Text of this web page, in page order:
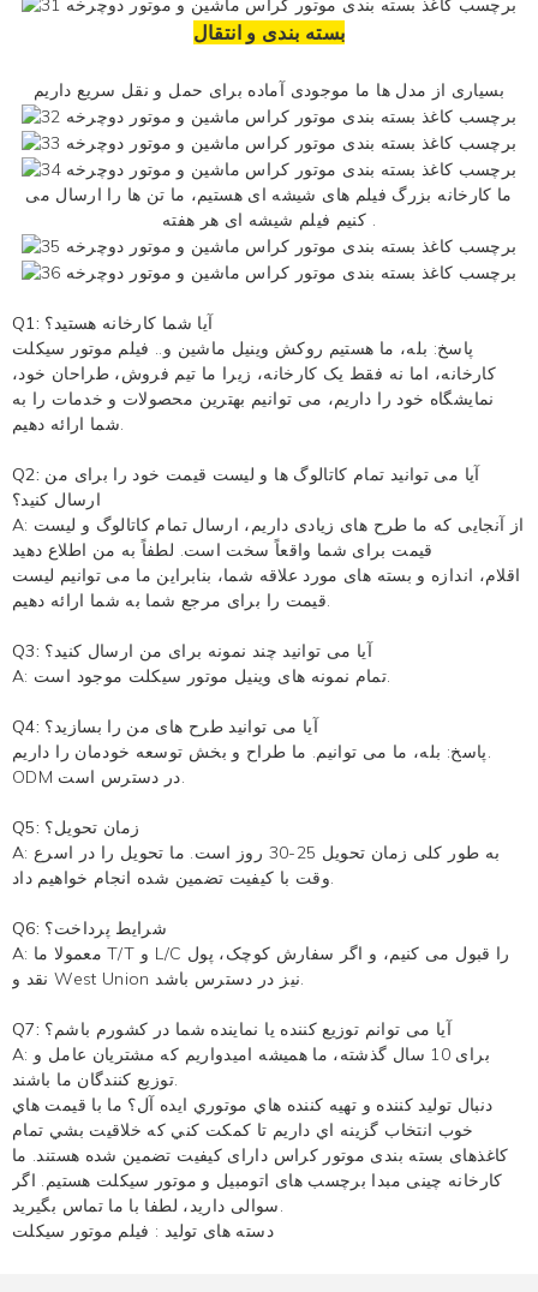
بسته بندی و انتقال
بسیاری از مدل ها ما موجودی آماده برای حمل و نقل سریع داریم
ما کارخانه بزرگ فیلم های شیشه ای هستیم، ما تن ها را ارسال می
کنیم فیلم شیشه ای هر هفته .
Q1: آیا شما کارخانه هستید؟
پاسخ: بله، ما هستیم روکش وینیل ماشین و.. فیلم موتور سیکلت
کارخانه، اما نه فقط یک کارخانه، زیرا ما تیم فروش، طراحان خود،
نمایشگاه خود را داریم، می توانیم بهترین محصولات و خدمات را به
شما ارائه دهیم.
Q2: آیا می توانید تمام کاتالوگ ها و لیست قیمت خود را برای من
ارسال کنید؟
A: از آنجایی که ما طرح های زیادی داریم، ارسال تمام کاتالوگ و لیست
قیمت برای شما واقعاً سخت است. لطفاً به من اطلاع دهید
اقلام، اندازه و بسته های مورد علاقه شما، بنابراین ما می توانیم لیست
قیمت را برای مرجع شما به شما ارائه دهیم.
Q3: آیا می توانید چند نمونه برای من ارسال کنید؟
A: تمام نمونه های وینیل موتور سیکلت موجود است.
Q4: آیا می توانید طرح های من را بسازید؟
پاسخ: بله، ما می توانیم. ما طراح و بخش توسعه خودمان را داریم.
ODM در دسترس است.
Q5: زمان تحویل؟
A: به طور کلی زمان تحویل 25-30 روز است. ما تحویل را در اسرع
وقت با کیفیت تضمین شده انجام خواهیم داد.
Q6: شرایط پرداخت؟
A: معمولا ما T/T و L/C را قبول می کنیم، و اگر سفارش کوچک، پول
نقد و West Union نیز در دسترس باشد.
Q7: آیا می توانم توزیع کننده یا نماینده شما در کشورم باشم؟
A: برای 10 سال گذشته، ما همیشه امیدواریم که مشتریان عامل و
توزیع کنندگان ما باشند.
دنبال توليد کننده و تهيه کننده هاي موتوري ايده آل؟ ما با قيمت هاي
خوب انتخاب گزينه اي داريم تا کمکت کني که خلاقيت بشي تمام
کاغذهای بسته بندی موتور کراس دارای کیفیت تضمین شده هستند. ما
کارخانه چینی مبدا برچسب های اتومبیل و موتور سیکلت هستیم. اگر
سوالی دارید، لطفا با ما تماس بگیرید.
دسته های تولید : فیلم موتور سیکلت